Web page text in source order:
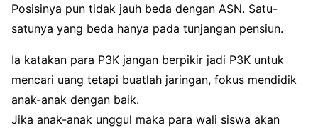
Posisinya pun tidak jauh beda dengan ASN. Satu-
satunya yang beda hanya pada tunjangan pensiun.
Ia katakan para P3K jangan berpikir jadi P3K untuk
mencari uang tetapi buatlah jaringan, fokus mendidik
anak-anak dengan baik.
Jika anak-anak unggul maka para wali siswa akan